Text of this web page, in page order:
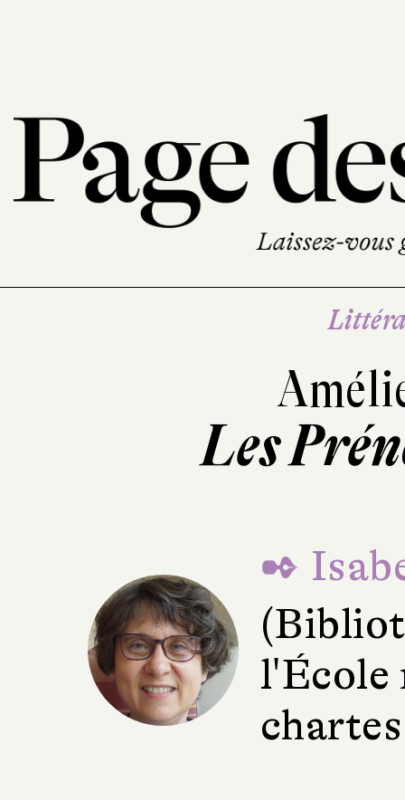
Les
✒
l'École